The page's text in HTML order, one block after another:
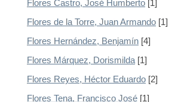
Flores Castro, José Humberto [1]
Flores de la Torre, Juan Armando [1]
Flores Hernández, Benjamín [4]
Flores Márquez, Dorismilda [1]
Flores Reyes, Héctor Eduardo [2]
Flores Tena, Francisco José [1]